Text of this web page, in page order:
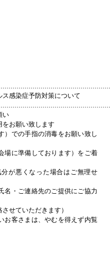
感染症予防対策について
い
お願い致します
での手指の消毒をお願い致し
に準備しております）をご着
が悪くなった場合はご無理せ
・ご連絡先のご提供にご協力
せていただきます）
お客さまは、やむを得えず内覧